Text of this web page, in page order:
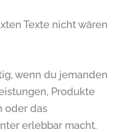
Texte nicht wären
wenn du jemanden
Produkte
oder das
erlebbar macht.